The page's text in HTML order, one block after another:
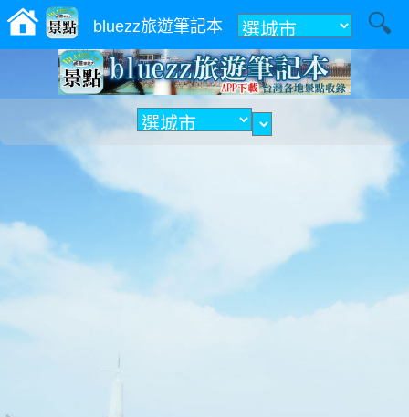
bluezz旅遊筆記本 附近